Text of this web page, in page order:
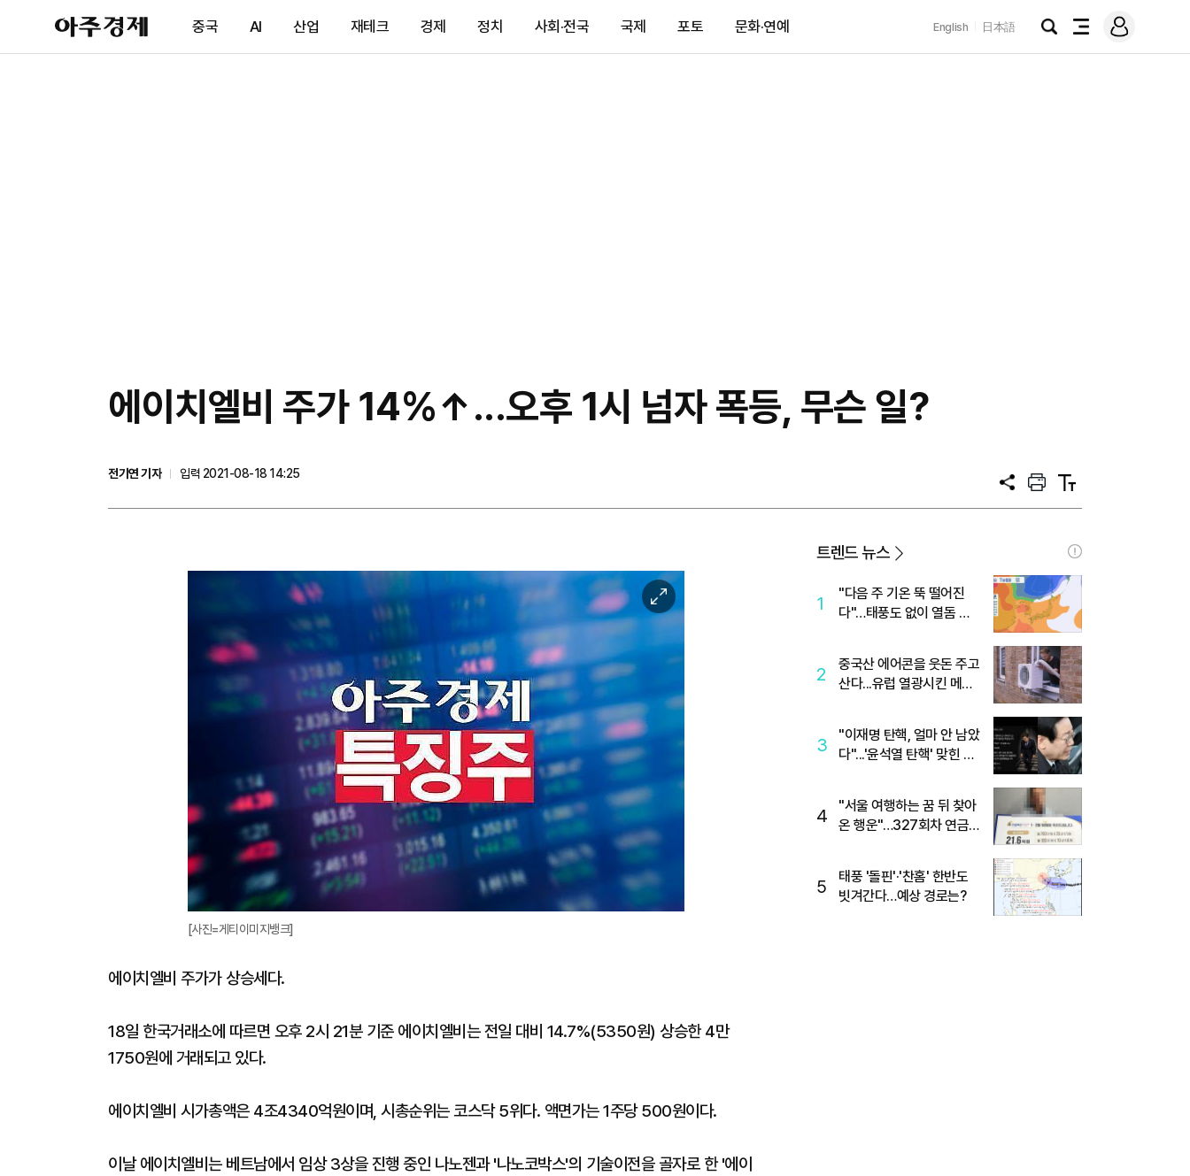
아
주
제
중국 AI 산업 재테크 경제 정치 사회·전국 국제 포토 문화·연예 English 日本語
검
전
메
그
에이치엘비 주가 14%↑...오후 1시 넘자 폭등, 무슨 일?
전기연 기자
입력 2021-08-18 14:25
공
프
트
텍
트
이
미
지
대
[사진=게티이미지뱅크]
에이치엘비 주가가 상승세다.
18일 한국거래소에 따르면 오후 2시 21분 기준 에이치엘비는 전일 대비 14.7%(5350원) 상승한 4만
1750원에 거래되고 있다.
에이치엘비 시가총액은 4조4340억원이며, 시총순위는 코스닥 5위다. 액면가는 1주당 500원이다.
이날 에이치엘비는 베트남에서 임상 3상을 진행 중인 나노젠과 '나노코박스'의 기술이전을 골자로 한 '에이
트렌드 뉴스
1
"다음 주 기온 뚝 떨어진
다"…태풍도 없이 열돔 박
2
중국산 에어콘을 웃돈 주고
산다...유럽 열광시킨 메이
3
"이재명 탄핵, 얼마 안 남았
다"...'윤석열 탄핵' 맞힌 무
4
"서울 여행하는 꿈 뒤 찾아
온 행운"…327회차 연금
5
태풍 '돌핀'·'찬홈' 한반도
빗겨간다…예상 경로는?